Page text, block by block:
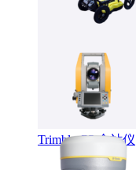
LMX系列智能探地
Trimble C5 全站仪